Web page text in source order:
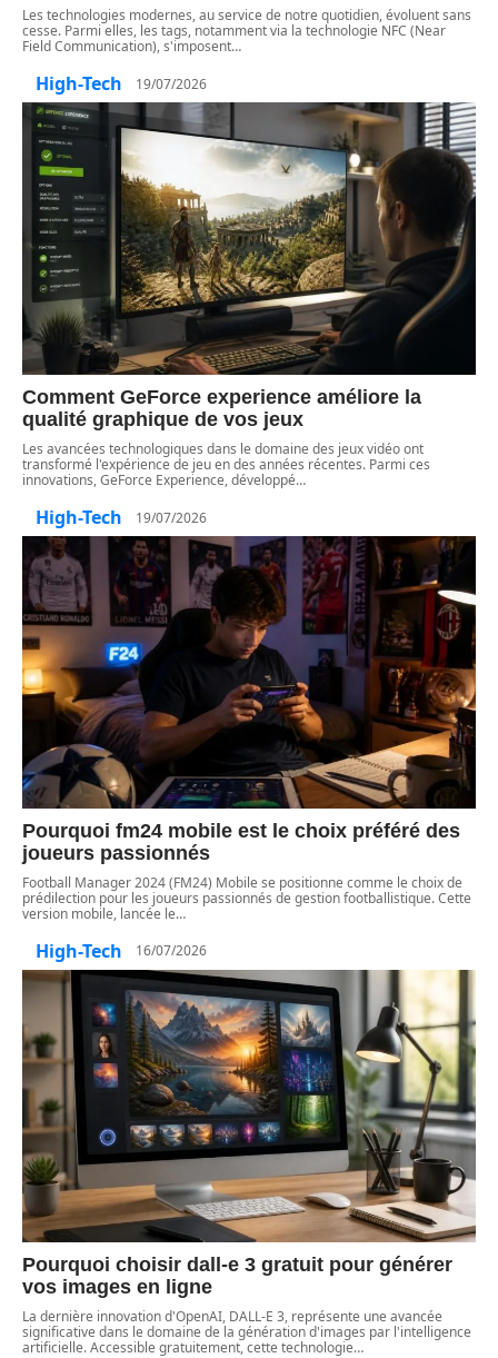
Les technologies modernes, au service de notre quotidien, évoluent sans
cesse. Parmi elles, les tags, notamment via la technologie NFC (Near
Field Communication), s'imposent…
High-Tech 19/07/2026
Comment GeForce experience améliore la
qualité graphique de vos jeux
Les avancées technologiques dans le domaine des jeux vidéo ont
transformé l'expérience de jeu en des années récentes. Parmi ces
innovations, GeForce Experience, développé…
High-Tech 19/07/2026
Pourquoi fm24 mobile est le choix préféré des
joueurs passionnés
Football Manager 2024 (FM24) Mobile se positionne comme le choix de
prédilection pour les joueurs passionnés de gestion footballistique. Cette
version mobile, lancée le…
High-Tech 16/07/2026
Pourquoi choisir dall-e 3 gratuit pour générer
vos images en ligne
La dernière innovation d'OpenAI, DALL-E 3, représente une avancée
significative dans le domaine de la génération d'images par l'intelligence
artificielle. Accessible gratuitement, cette technologie…